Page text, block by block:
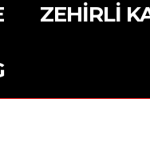
ZEHIRLI